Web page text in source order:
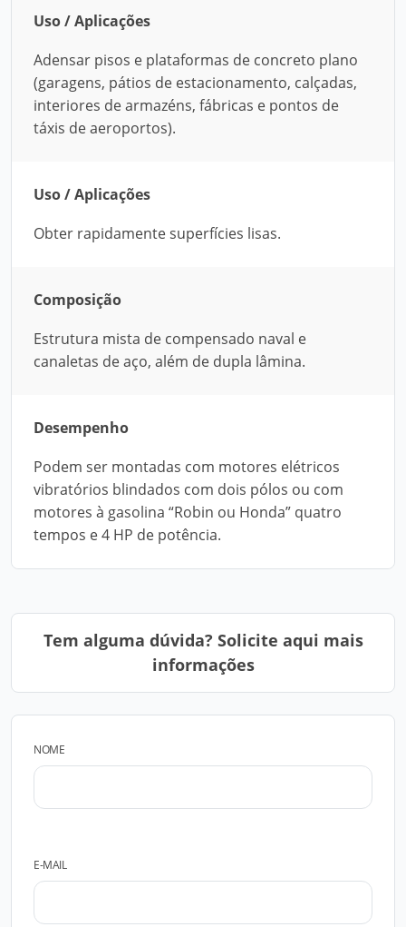
Uso / Aplicações
Adensar pisos e plataformas de concreto plano
(garagens, pátios de estacionamento, calçadas,
interiores de armazéns, fábricas e pontos de
táxis de aeroportos).
Uso / Aplicações
Obter rapidamente superfícies lisas.
Composição
Estrutura mista de compensado naval e
canaletas de aço, além de dupla lâmina.
Desempenho
Podem ser montadas com motores elétricos
vibratórios blindados com dois pólos ou com
motores à gasolina “Robin ou Honda” quatro
tempos e 4 HP de potência.
Tem alguma dúvida? Solicite aqui mais
informações
NOME
E-MAIL